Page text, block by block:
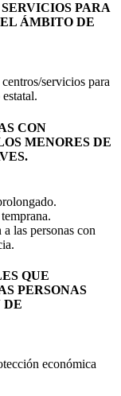
PARA
ÁMBITO DE
servicios para
CON
MENORES DE
las personas con
QUE
PERSONAS
DE
económica